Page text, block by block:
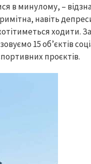
в минулому, –
навіть
ходити.
15 об’єктів
проєктів.